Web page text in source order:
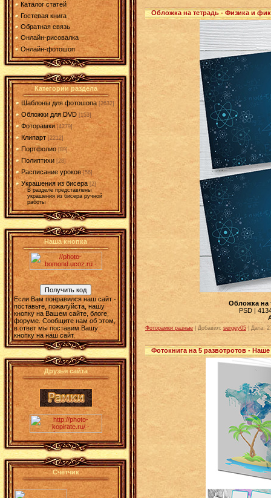
Каталог статей
Гостевая книга
Обратная связь
Онлайн-рисовалка
Онлайн-фотошоп
Категории раздела
Шаблоны для фотошопа [2632]
Обложки для DVD [153]
Фоторамки [4279]
Клипарт [2212]
Портфолио [89]
Полиптихи [28]
Расписание уроков [56]
Украшения из бисера [2]
В разделе представлены
украшения из бисера ручной
работы
Наша кнопка
Если Вам понравился наш сайт -
поставьте, пожалуйста, нашу
кнопку на Вашем сайте, блоге,
форуме. Сообщите нам об этом,
в ответ мы поставим Вашу
кнопку на наш сайт.
Друзья сайта
Счётчик
Обложка на тетрадь - Физика и
Обложка на
PSD |
Фоторамки разные | Добавил: sergey05 Дата:
Фотокнига на 5 развотротов - Наше